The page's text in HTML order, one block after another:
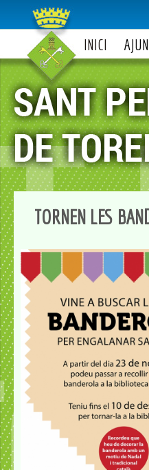
INICI
TORNEN LES